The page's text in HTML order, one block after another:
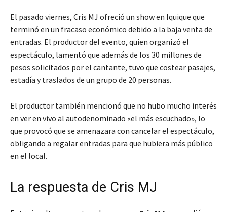
El pasado viernes, Cris MJ ofreció un show en Iquique que
terminó en un fracaso económico debido a la baja venta de
entradas. El productor del evento, quien organizó el
espectáculo, lamentó que además de los 30 millones de
pesos solicitados por el cantante, tuvo que costear pasajes,
estadía y traslados de un grupo de 20 personas.
El productor también mencionó que no hubo mucho interés
en ver en vivo al autodenominado «el más escuchado», lo
que provocó que se amenazara con cancelar el espectáculo,
obligando a regalar entradas para que hubiera más público
en el local.
La respuesta de Cris MJ